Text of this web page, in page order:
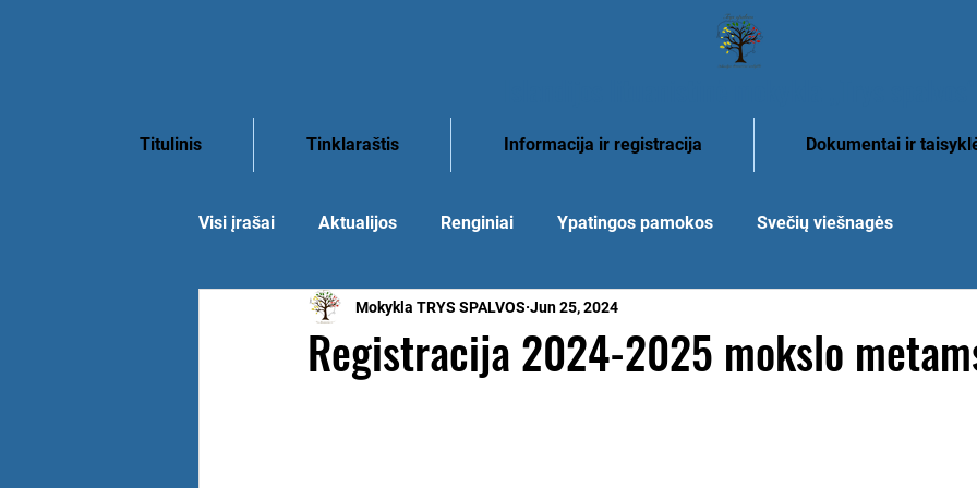
Titulinis Tinklaraštis Informacija ir registracija Dokumentai ir
Visi įrašai Aktualijos Renginiai Ypatingos pamokos Svečių viešnagės
Registracija 2024-2025 mokslo
Mokykla TRYS SPALVOS Jun 25, 2024